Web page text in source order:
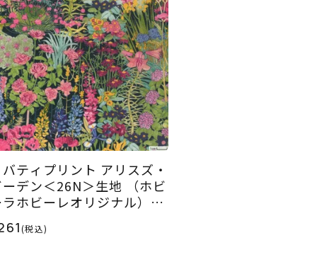
バティプリント アリスズ・
ーデン＜26N＞生地 （ホビ
ホビーレオリジナル）20
(税込)